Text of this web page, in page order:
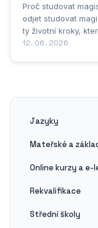
Proč studovat
odjet studovat
ty životní kroky,
dopad se projeví
12. 06. 2026
Jazyky
Mateřské a
Online kurzy a e-
Rekvalifikace
Střední školy